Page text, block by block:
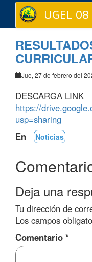
UGEL
Jue, 27 de febrero del
DESCARGA LINK
https://
usp=sharing
En
Noticias
Deja una
Tu dirección de
Los campos
Comentario *